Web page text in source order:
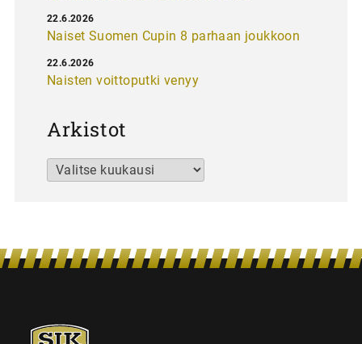
Naiset Suomen Cupin 8 parhaan joukkoon
22.6.2026
Naisten voittoputki venyy
22.6.2026
Arkistot
Arkistot
SJK-